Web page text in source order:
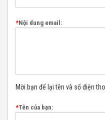
*Nội dung email:
Mời bạn để lại tên và số điện
*Tên của bạn: